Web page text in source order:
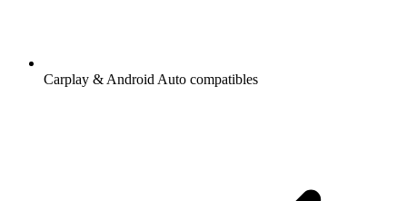
Carplay & Android Auto compatibles